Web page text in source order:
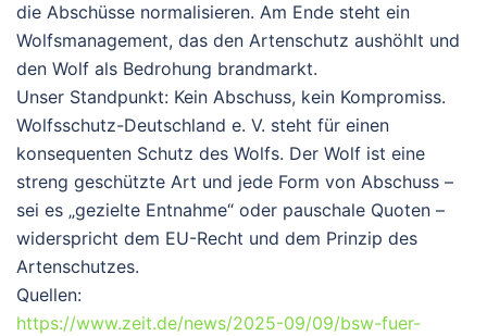
die Abschüsse normalisieren. Am Ende steht ein
Wolfsmanagement, das den Artenschutz aushöhlt und
den Wolf als Bedrohung brandmarkt.
Unser Standpunkt: Kein Abschuss, kein Kompromiss.
Wolfsschutz-Deutschland e. V. steht für einen
konsequenten Schutz des Wolfs. Der Wolf ist eine
streng geschützte Art und jede Form von Abschuss –
sei es „gezielte Entnahme“ oder pauschale Quoten –
widerspricht dem EU-Recht und dem Prinzip des
Artenschutzes.
Quellen:
https://www.zeit.de/news/2025-09/09/bsw-fuer-